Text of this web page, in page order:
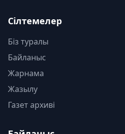
Сілтемелер
Біз туралы
Байланыс
Жарнама
Жазылу
Газет архиві